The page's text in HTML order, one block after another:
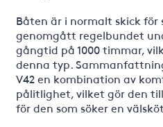
Båten är i normalt skick för
genomgått regelbundet
gångtid på 1000 timmar,
denna typ.
V42 en kombination av
pålitlighet, vilket gör den
för den som söker en